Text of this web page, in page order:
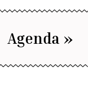
Agenda »